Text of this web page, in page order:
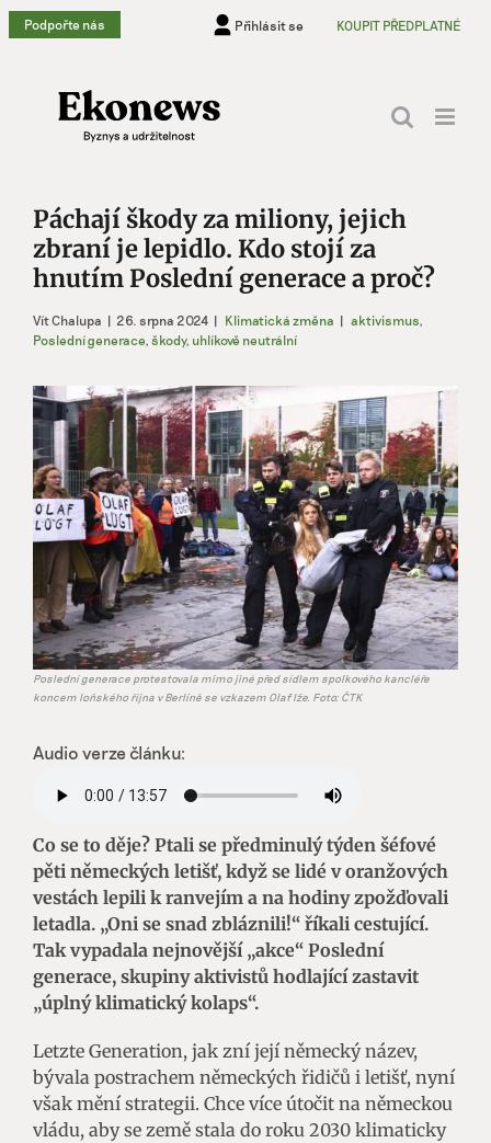
Přeskočit
na
Podpořte nás Přihlásit se KOUPIT PŘEDPLATNÉ
Páchají škody za miliony, jejich
zbraní je lepidlo. Kdo stojí za
hnutím Poslední generace a proč?
Vít Chalupa | 26. srpna 2024 | Klimatická změna | aktivismus,
Poslední generace, škody, uhlíkově neutrální
Zobrazit
větší
obrázek
Poslední generace protestovala mimo jiné před sídlem spolkového kancléře
koncem loňského října v Berlíně se vzkazem Olaf lže. Foto: ČTK
Audio verze článku:
Co se to děje? Ptali se předminulý týden šéfové
pěti německých letišť, když se lidé v oranžových
vestách lepili k ranvejím a na hodiny zpožďovali
letadla. „Oni se snad zbláznili!“ říkali cestující.
Tak vypadala nejnovější „akce“ Poslední
generace, skupiny aktivistů hodlající zastavit
„úplný klimatický kolaps“.
Letzte Generation, jak zní její německý název,
bývala postrachem německých řidičů i letišť, nyní
však mění strategii. Chce více útočit na německou
vládu, aby se země stala do roku 2030 klimaticky